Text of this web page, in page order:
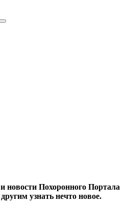
новости Похоронного Портала
узнать нечто новое.